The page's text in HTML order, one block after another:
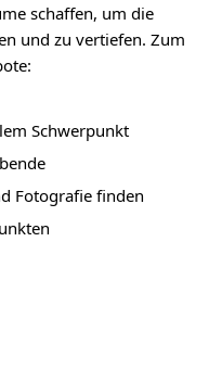
schaffen, um die
und zu vertiefen. Zum
Schwerpunkt
Fotografie finden